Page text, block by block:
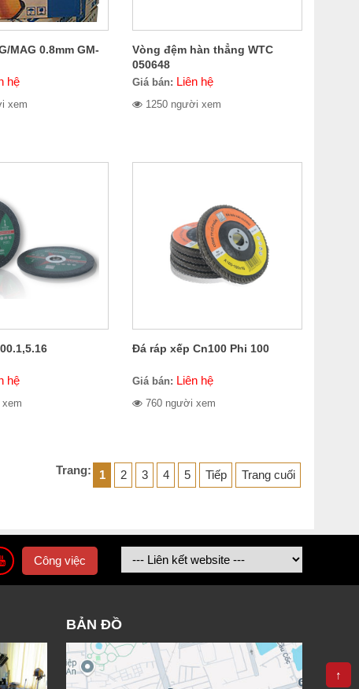
MAG 0.8mm GM-
hệ
xem
Vòng đệm hàn thẳng WTC
050648
Giá bán: Liên hệ
1250 người xem
hệ
Đá ráp xếp Cn100 Phi 100
Giá bán: Liên hệ
760 người xem
Trang: 1 2 3 4 5 Tiếp Trang cuối
Công việc
BẢN ĐỒ
↑